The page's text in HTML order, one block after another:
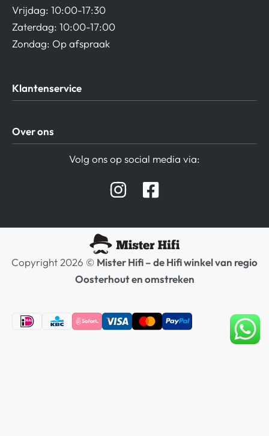
Vrijdag: 10:00-17:30
Zaterdag: 10:00-17:00
Zondag: Op afspraak
Klantenservice
Privacy beleid
Verzending / Retour
Over ons
Hifi winkel Raamsdonksveer
Volg ons op social media via:
Copyright 2026 © Mister Hifi – de Hifi winkel van regio
Oosterhout en omstreken